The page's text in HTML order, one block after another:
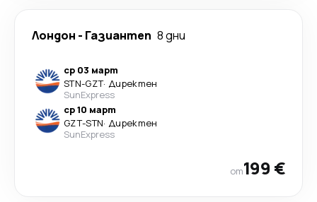
Лондон - Газиантеп 8 дни
ср 03 март
STN-GZT· Директен
SunExpress
ср 10 март
GZT-STN· Директен
SunExpress
от199 €